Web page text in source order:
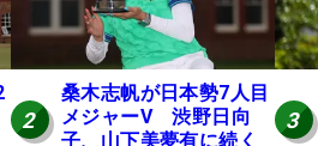
2
桑木志帆が日本勢7人目
メジャーV 渋野日向
子、山下美夢有に続く
3